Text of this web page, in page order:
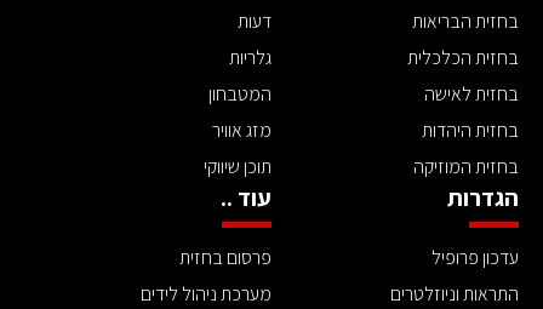
בחזית הבריאות
בחזית הכלכלית
בחזית לאישה
בחזית היהדות
בחזית המוזיקה
דעות
גלריות
המטבחון
מזג אוויר
תוכן שיווקי
הגדרות
עדכון פרופיל
התראות וניוזלטרים
עוד ..
פרסום בחזית
מערכת ניהול לידים